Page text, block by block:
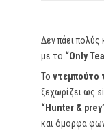
Δεν πάει
με το “Only
Το ντεμπούτο
ξεχωρίζει ως
“Hunter &
και όμορφα